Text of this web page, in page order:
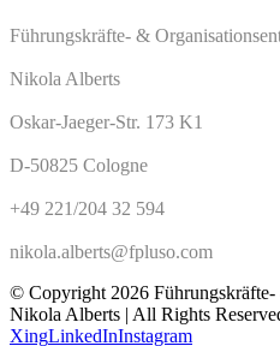
Führungskräfte- &
Nikola Alberts
Oskar-Jaeger-Str. 173 K1
D-50825 Cologne
+49 221/204 32 594
nikola.alberts@fpluso.com
© Copyright 2026
Nikola Alberts | All Rights
XingLinkedInInstagram